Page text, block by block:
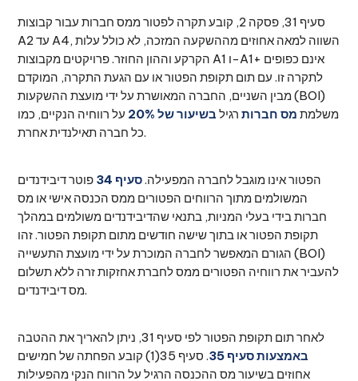
סעיף 31, פסקה 2, קובע תקרה לפטור ממס חברות עבור קבוצות
A2 עד A4, השווה למאה אחוזים מההשקעה המזכה, לא כולל עלות
הקרקע וההון החוזר. פרויקטים מקבוצות A1 ו-A1+ אינם כפופים
לתקרה זו. עם תום תקופת הפטור או עם הגעת התקרה, המוקדם
מבין השניים, החברה המאושרת על ידי מועצת ההשקעות (BOI)
משלמת מס חברותרגיל בשיעור של 20%
על רווחיה הנקיים, כמו
כל חברה תאילנדית אחרת.
הפטור אינו מוגבל לחברה המפעילה.סעיף 34
פוטר דיבידנדים
המשולמים מתוך הרווחים הפטורים ממס הכנסה אישי או מס
חברות בידי בעלי המניות, בתנאי שהדיבידנדים משולמים במהלך
תקופת הפטור או בתוך שישה חודשים מתום תקופת הפטור. זהו
הגורם המאפשר לחברה המוכרת על ידי מועצת התעשייה (BOI)
להעביר את רווחיה הפטורים ממס לחברת אחזקות זרה ללא תשלום
מס דיבידנדים.
לאחר תום תקופת הפטור לפי סעיף 31, ניתן להאריך את ההטבה
באמצעות סעיף 35
. סעיף 35(1) קובע הפחתה של חמישים
אחוזים בשיעור מס ההכנסה הרגיל על הרווח הנקי מהפעילות